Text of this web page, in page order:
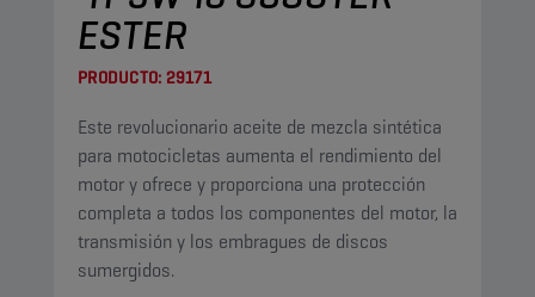
ESTER
PRODUCTO: 29171
Este revolucionario aceite de mezcla sintética
para motocicletas aumenta el rendimiento del
motor y ofrece y proporciona una protección
completa a todos los componentes del motor, la
transmisión y los embragues de discos
sumergidos.